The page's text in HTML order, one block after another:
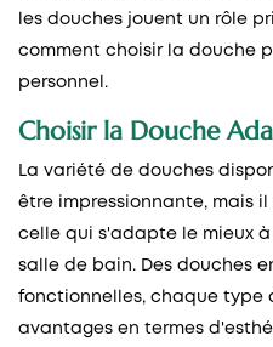
les douches jouent un rôle
comment choisir la douche
personnel.
Choisir la Douche
La variété de douches
être impressionnante, mais
celle qui s'adapte le mieux
salle de bain. Des douches
fonctionnelles, chaque type
avantages en termes